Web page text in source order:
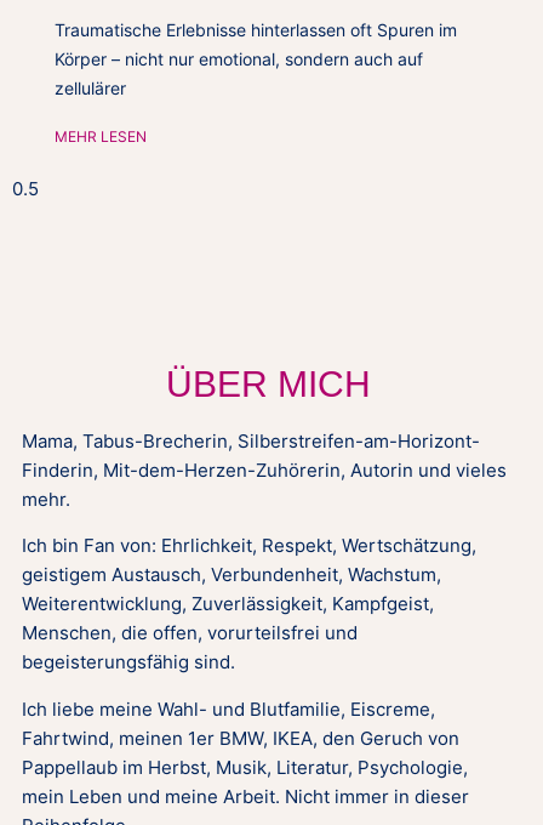
Traumatische Erlebnisse hinterlassen oft Spuren im
Körper – nicht nur emotional, sondern auch auf
zellulärer
MEHR LESEN
ÜBER MICH
Mama, Tabus-Brecherin, Silberstreifen-am-Horizont-
Finderin, Mit-dem-Herzen-Zuhörerin, Autorin und vieles
mehr.
Ich bin Fan von: Ehrlichkeit, Respekt, Wertschätzung,
geistigem Austausch, Verbundenheit, Wachstum,
Weiterentwicklung, Zuverlässigkeit, Kampfgeist,
Menschen, die offen, vorurteilsfrei und
begeisterungsfähig sind.
Ich liebe meine Wahl- und Blutfamilie, Eiscreme,
Fahrtwind, meinen 1er BMW, IKEA, den Geruch von
Pappellaub im Herbst, Musik, Literatur, Psychologie,
mein Leben und meine Arbeit. Nicht immer in dieser